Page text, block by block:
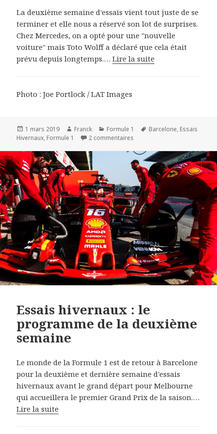
La deuxième semaine d'essais vient tout juste de se
terminer et elle nous a réservé son lot de surprises.
Chez Mercedes, on a opté pour une "nouvelle
voiture" mais Toto Wolff a déclaré que cela était
prévu depuis longtemps.…Lire la suite
Photo : Joe Portlock / LAT Images
Publié
le
1 mars 2019 Auteur
Franck Catégories
Formule 1
Mots-
Barcelone, Essais
Hivernaux, Formule 1 2 commentaires
Essais hivernaux : le
programme de la deuxième
semaine
Le monde de la Formule 1 est de retour à Barcelone
pour la deuxième et dernière semaine d'essais
hivernaux avant le grand départ pour Melbourne
qui accueillera le premier Grand Prix de la saison.…
Lire la suite